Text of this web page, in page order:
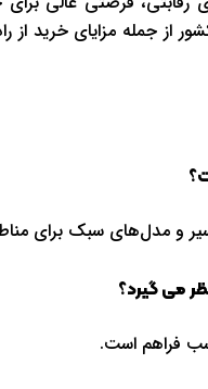
از جمله مزاياي خريد
و مدل‌هاي سبک براي
می گیرد؟
فراهم است.